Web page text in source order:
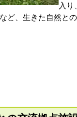
入り
ど、生きた自然と